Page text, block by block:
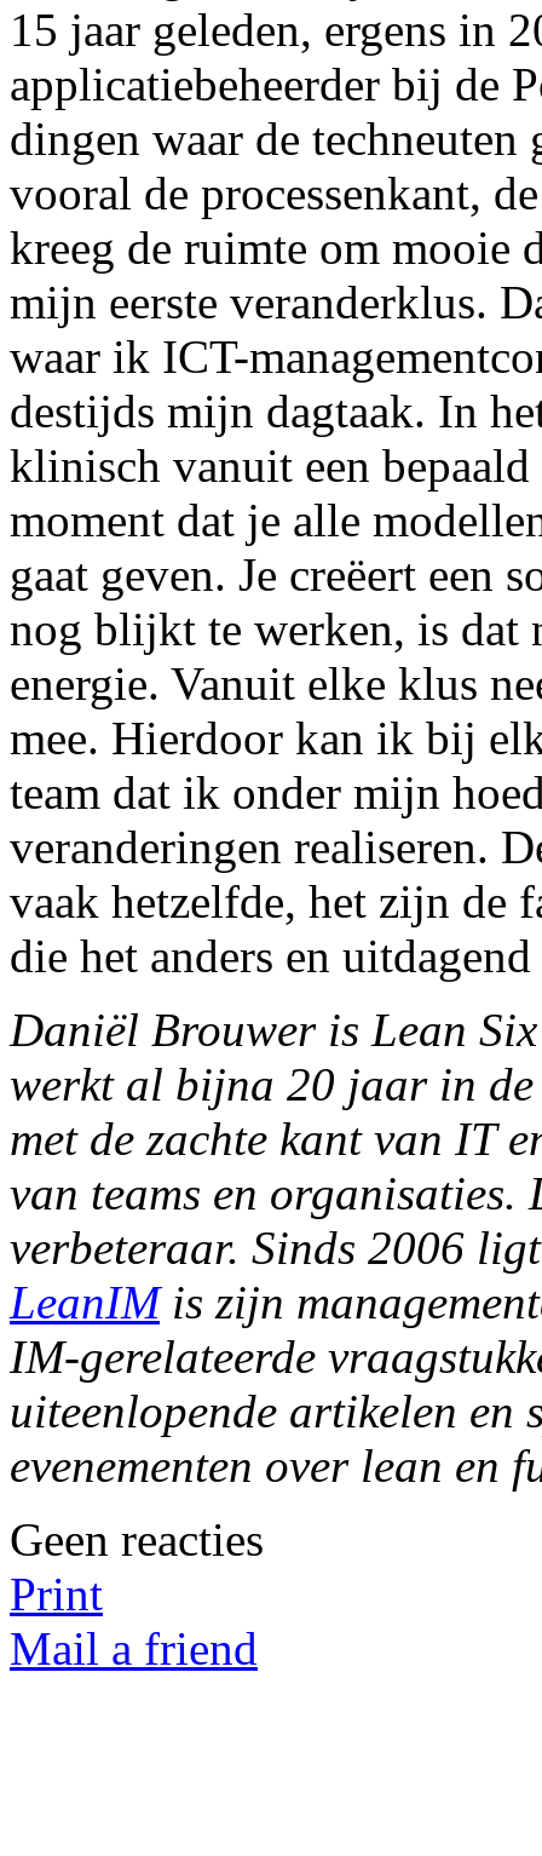
15 jaar geleden, ergens in
applicatiebeheerder bij de
dingen waar de techneuten
vooral de processenkant,
kreeg de ruimte om mooie
mijn eerste veranderklus.
waar ik ICT-
destijds mijn dagtaak. In
klinisch vanuit een
moment dat je alle
gaat geven. Je creëert een
nog blijkt te werken, is
energie. Vanuit elke klus
mee. Hierdoor kan ik bij
team dat ik onder mijn
veranderingen realiseren.
vaak hetzelfde, het zijn de
die het anders en
Daniël Brouwer is Lean
werkt al bijna 20 jaar in
met de zachte kant van IT
van teams en
verbeteraar. Sinds 2006
LeanIMis zijn
IM-gerelateerde
uiteenlopende artikelen en
evenementen over lean en
Geen reacties
Print
Mail a friend